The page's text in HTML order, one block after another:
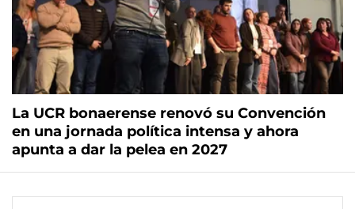
La UCR bonaerense renovó su Convención
en una jornada política intensa y ahora
apunta a dar la pelea en 2027